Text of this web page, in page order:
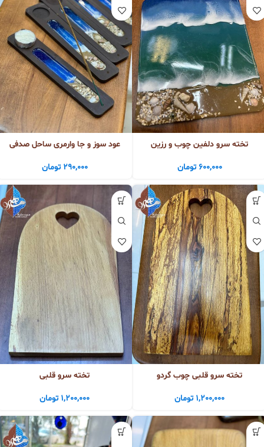
تخته سرو دلفین چوب و رزین
600,000 تومان
عود سوز و جا وارمری ساحل صدفی
290,000 تومان
تخته سرو قلبی چوب گردو
1,200,000 تومان
تخته سرو قلبی
1,200,000 تومان